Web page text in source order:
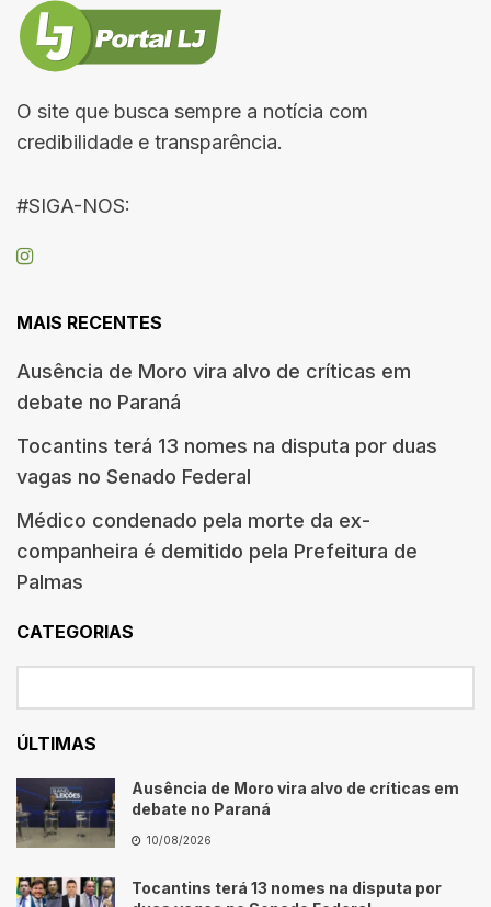
O site que busca sempre a notícia com
credibilidade e transparência.
#SIGA-NOS:
MAIS RECENTES
Ausência de Moro vira alvo de críticas em
debate no Paraná
Tocantins terá 13 nomes na disputa por duas
vagas no Senado Federal
Médico condenado pela morte da ex-
companheira é demitido pela Prefeitura de
Palmas
CATEGORIAS
ÚLTIMAS
Ausência de Moro vira alvo de críticas em
debate no Paraná
10/08/2026
Tocantins terá 13 nomes na disputa por